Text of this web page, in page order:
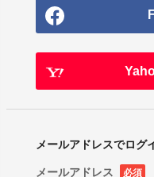
メールアドレスでログ
メールアドレス 必須